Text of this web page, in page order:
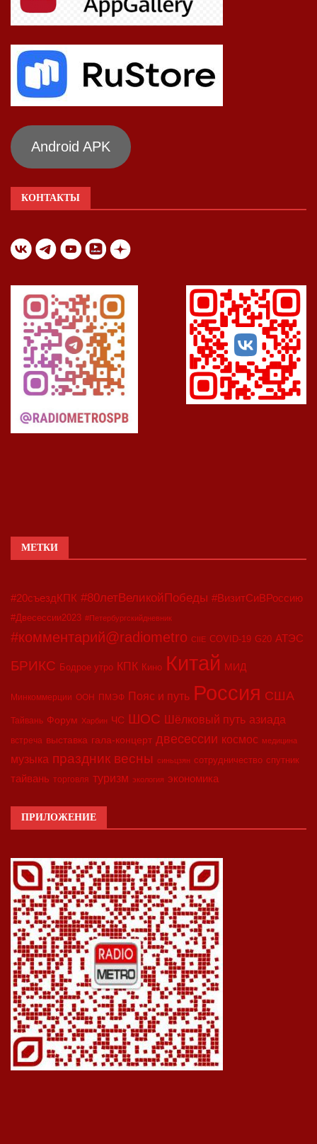
Android APK
КОНТАКТЫ
МЕТКИ
#20съездКПК #80летВеликойПобеды #ВизитСиВРоссию
#Двесессии2023 #Петербургскийдневник
#комментарий@radiometro CIIE COVID-19 G20 АТЭС
БРИКС Бодрое утро КПК Кино Китай МИД
Минкоммерции ООН ПМЭФ Пояс и путь Россия США
Тайвань Форум Харбин ЧС ШОС Шёлковый путь азиада
встреча выставка гала-концерт двесессии космос медицина
музыка праздник весны синьцзян сотрудничество спутник
тайвань торговля туризм экология экономика
ПРИЛОЖЕНИЕ